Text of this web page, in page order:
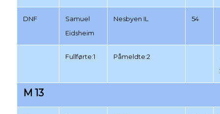
DNF
Samuel
Eidsheim
Nesbyen IL 54
Fullførte:1 Påmeldte:2
M 13